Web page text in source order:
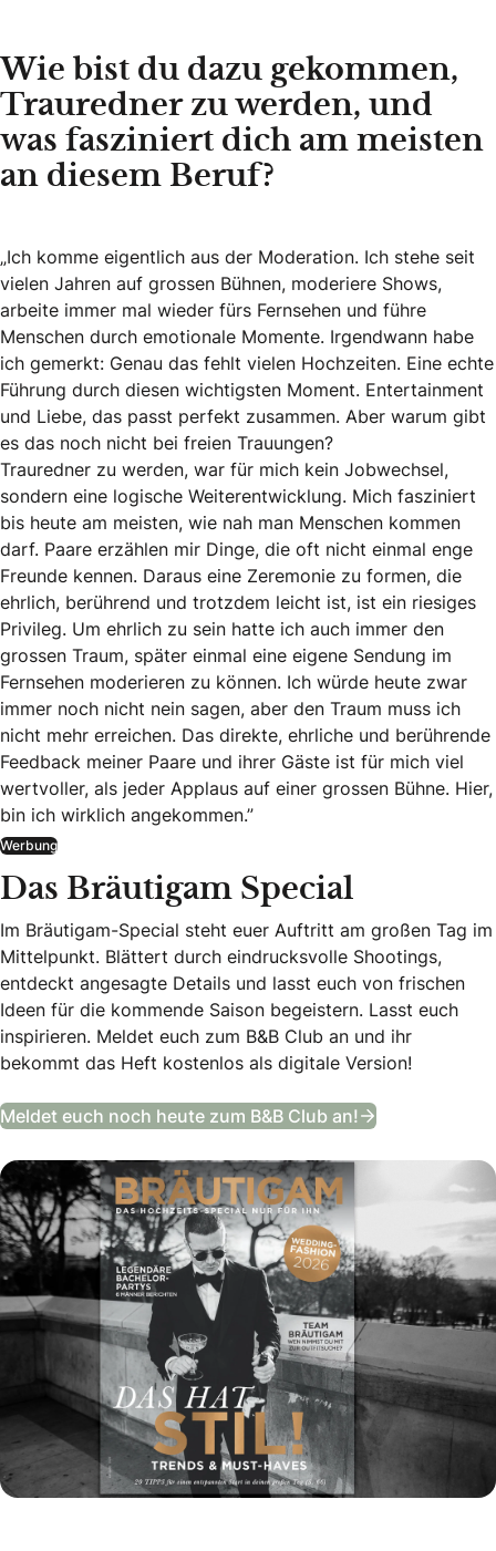
Wie bist du dazu gekommen,
Trauredner zu werden, und
was fasziniert dich am meisten
an diesem Beruf?
„Ich komme eigentlich aus der Moderation. Ich stehe seit
vielen Jahren auf grossen Bühnen, moderiere Shows,
arbeite immer mal wieder fürs Fernsehen und führe
Menschen durch emotionale Momente. Irgendwann habe
ich gemerkt: Genau das fehlt vielen Hochzeiten. Eine echte
Führung durch diesen wichtigsten Moment. Entertainment
und Liebe, das passt perfekt zusammen. Aber warum gibt
es das noch nicht bei freien Trauungen?
Trauredner zu werden, war für mich kein Jobwechsel,
sondern eine logische Weiterentwicklung. Mich fasziniert
bis heute am meisten, wie nah man Menschen kommen
darf. Paare erzählen mir Dinge, die oft nicht einmal enge
Freunde kennen. Daraus eine Zeremonie zu formen, die
ehrlich, berührend und trotzdem leicht ist, ist ein riesiges
Privileg. Um ehrlich zu sein hatte ich auch immer den
grossen Traum, später einmal eine eigene Sendung im
Fernsehen moderieren zu können. Ich würde heute zwar
immer noch nicht nein sagen, aber den Traum muss ich
nicht mehr erreichen. Das direkte, ehrliche und berührende
Feedback meiner Paare und ihrer Gäste ist für mich viel
wertvoller, als jeder Applaus auf einer grossen Bühne. Hier,
bin ich wirklich angekommen.”
Werbung
Das Bräutigam Special
Im Bräutigam-Special steht euer Auftritt am großen Tag im
Mittelpunkt. Blättert durch eindrucksvolle Shootings,
entdeckt angesagte Details und lasst euch von frischen
Ideen für die kommende Saison begeistern. Lasst euch
inspirieren. Meldet euch zum B&B Club an und ihr
bekommt das Heft kostenlos als digitale Version!
Meldet euch noch heute zum B&B Club an! Das